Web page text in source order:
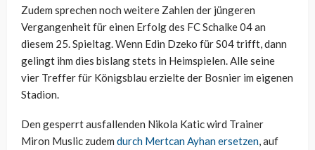
Zudem sprechen noch weitere Zahlen der jüngeren
Vergangenheit für einen Erfolg des FC Schalke 04 an
diesem 25. Spieltag. Wenn Edin Dzeko für S04 trifft, dann
gelingt ihm dies bislang stets in Heimspielen. Alle seine
vier Treffer für Königsblau erzielte der Bosnier im eigenen
Stadion.
Den gesperrt ausfallenden Nikola Katic wird Trainer
Miron Muslic zudem durch Mertcan Ayhan ersetzen, auf